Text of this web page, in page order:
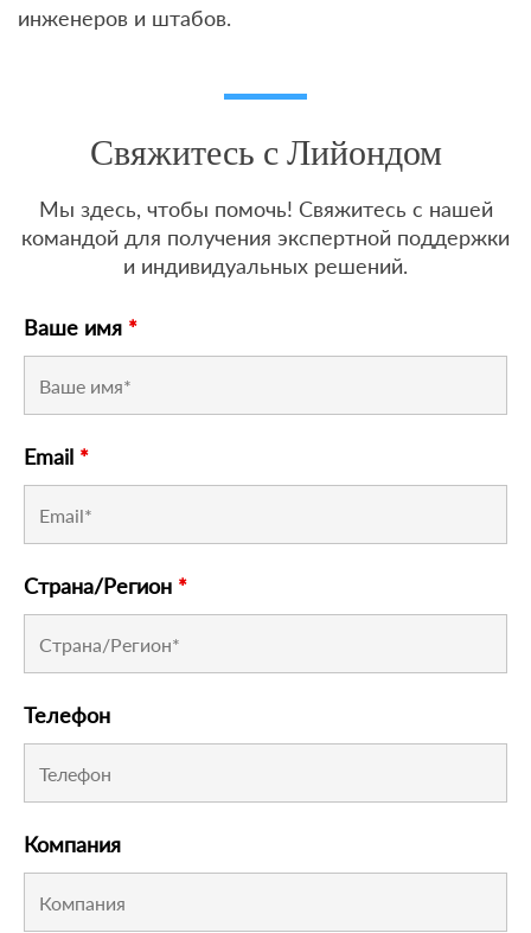
инженеров и штабов.
Свяжитесь с Лийондом
Мы здесь, чтобы помочь! Свяжитесь с нашей
командой для получения экспертной поддержки
и индивидуальных решений.
Ваше имя *
Email *
Страна/Регион *
Телефон
Компания